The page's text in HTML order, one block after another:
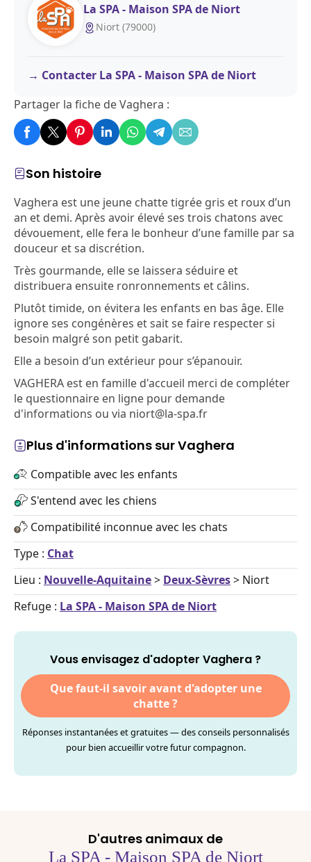
Son histoire
Vaghera est une jeune chatte tigrée gris et roux d’un
an et demi. Après avoir élevé ses trois chatons avec
dévouement, elle fera le bonheur d’une famille par sa
douceur et sa discrétion.
Très gourmande, elle se laissera séduire et
distribuera ensuite ronronnements et câlins.
Plutôt timide, on évitera les enfants en bas âge. Elle
ignore ses congénères et sait se faire respecter si
besoin malgré son petit gabarit.
Elle a besoin d’un extérieur pour s’épanouir.
VAGHERA est en famille d'accueil merci de compléter
le questionnaire en ligne pour demande
d'informations ou via niort@la-spa.fr
Plus d'informations sur Vaghera
Compatible avec les enfants
S'entend avec les chiens
Compatibilité inconnue avec les chats
Type : Chat
Lieu : Nouvelle-Aquitaine> Deux-Sèvres> Niort
Refuge : La SPA - Maison SPA de Niort
Vous envisagez d'adopter Vaghera ?
Que faut-il savoir avant d'adopter une
chatte ?
Réponses instantanées et gratuites — des conseils personnalisés
pour bien accueillir votre futur compagnon.
La SPA - Maison SPA de Niort
Niort (79000)
Contacter La SPA - Maison SPA de Niort
Partager la fiche de Vaghera :
D'autres animaux de
La SPA - Maison SPA de Niort